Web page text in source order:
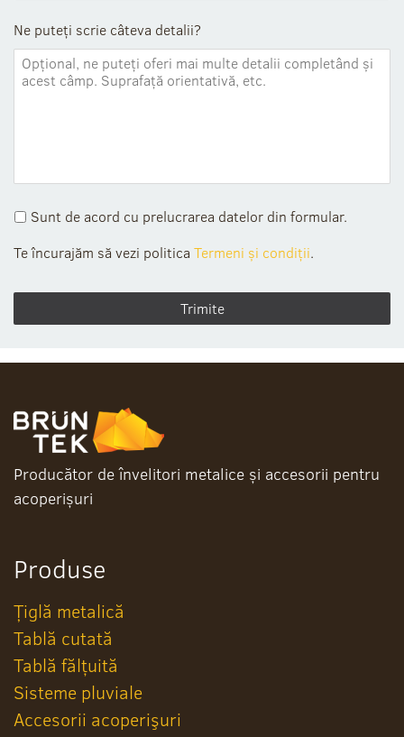
Ne puteți scrie câteva detalii?
Sunt de acord cu prelucrarea datelor din formular.
Te încurajăm să vezi politica Termeni și condiții.
Producător de învelitori metalice și accesorii pentru
acoperișuri
Produse
Țiglă metalică
Tablă cutată
Tablă fălțuită
Sisteme pluviale
Accesorii acoperişuri